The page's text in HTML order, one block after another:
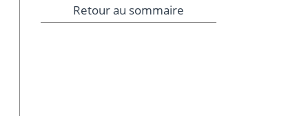
Retour au sommaire